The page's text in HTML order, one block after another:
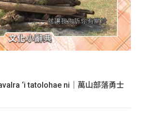
‘i tatolohae ni｜萬山部落勇士